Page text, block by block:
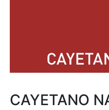
CAYETANO